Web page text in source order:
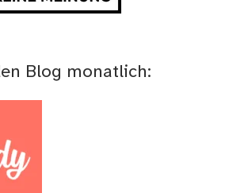
Blog monatlich: